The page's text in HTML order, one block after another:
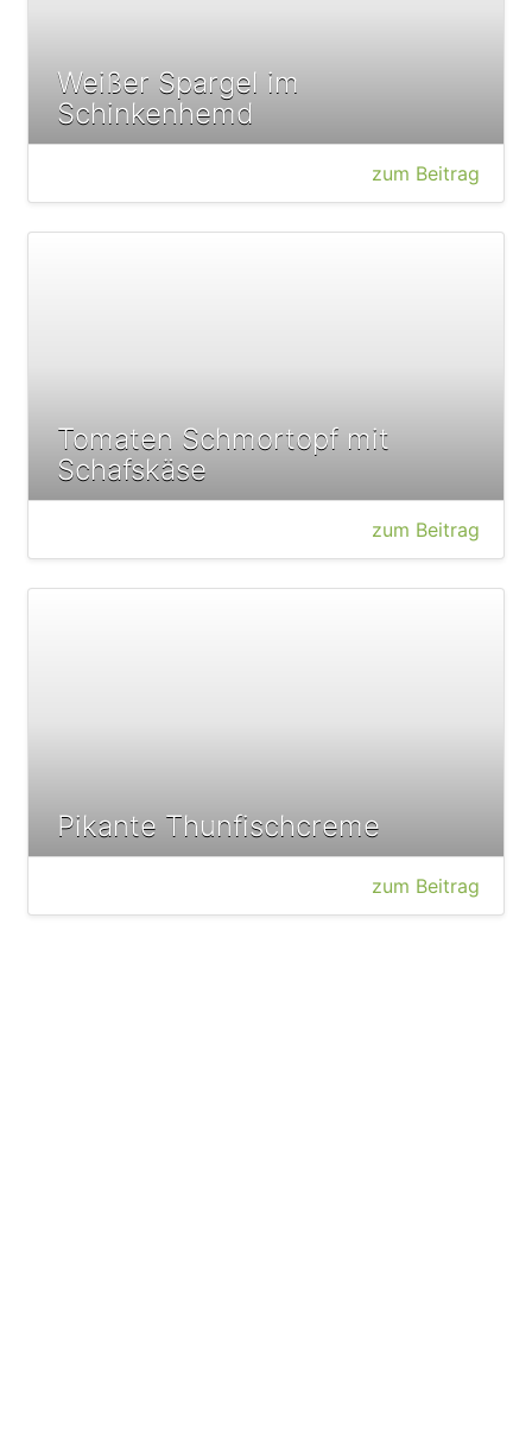
Weißer Spargel im
Schinkenhemd
zum Beitrag
Tomaten Schmortopf mit
Schafskäse
zum Beitrag
Pikante Thunfischcreme
zum Beitrag